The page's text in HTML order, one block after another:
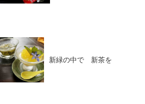
新緑の中で 新茶を